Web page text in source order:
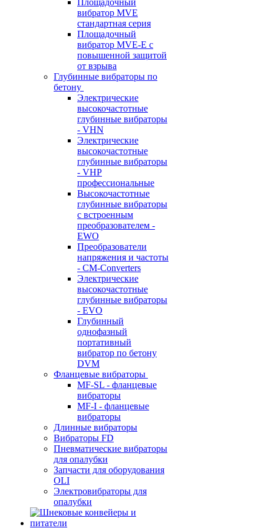
Площадочный
вибратор MVE
стандартная серия
Площадочный
вибратор MVE-E с
повышенной защитой
от взрыва
Глубинные вибраторы по
бетону
Электрические
высокочастотные
глубинные вибраторы
- VHN
Электрические
высокочастотные
глубинные вибраторы
- VHP
профессиональные
Высокочастотные
глубинные вибраторы
с встроенным
преобразователем -
EWO
Преобразователи
напряжения и частоты
- CM-Converters
Электрические
высокочастотные
глубинные вибраторы
- EVO
Глубинный
однофазный
портативный
вибратор по бетону
DVM
Фланцевые вибраторы
MF-SL - фланцевые
вибраторы
MF-I - фланцевые
вибраторы
Длинные вибраторы
Вибраторы FD
Пневматические вибраторы
для опалубки
Запчасти для оборудования
OLI
Электровибраторы для
опалубки